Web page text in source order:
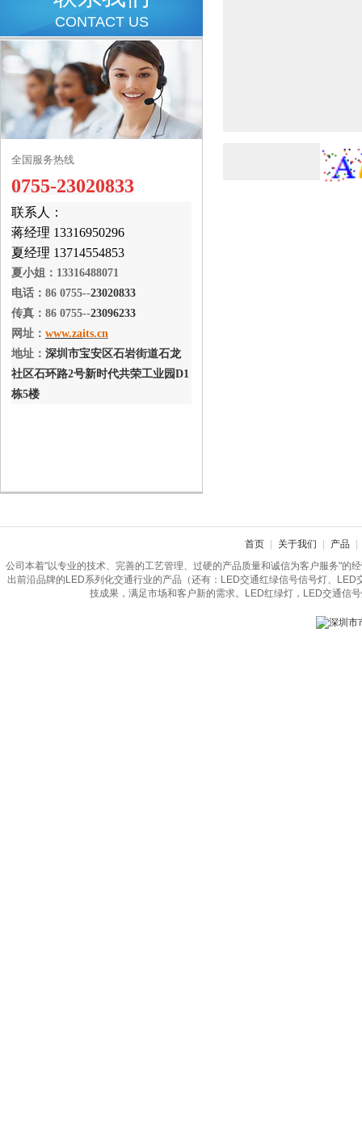
CONTACT US
全国服务热线
0755-23020833
联系人：
蒋经理 13316950296
夏经理 13714554853
夏小姐：13316488071
电话：86 0755--23020833
传真：86 0755--23096233
网址： www.zaits.cn
地址： 深圳市宝安区石岩街道石龙
社区石环路2号新时代共荣工业园D1
栋5楼
首页 关于我们 产品
公司本着"以专业的技术、完善的工艺管理、过硬的产品质量和诚信为客户服务"的
出前沿品牌的LED系列化交通行业的产品（还有：LED交通红绿信号信号灯、
技成果，满足市场和客户新的需求。LED红绿灯，LED交通信